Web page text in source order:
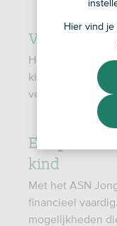
Voor wie is
Het ASN
kinderen tot 18
veilig en
Een pakket
kind
Met het ASN
financieel
mogelijkheden
Hier vind je